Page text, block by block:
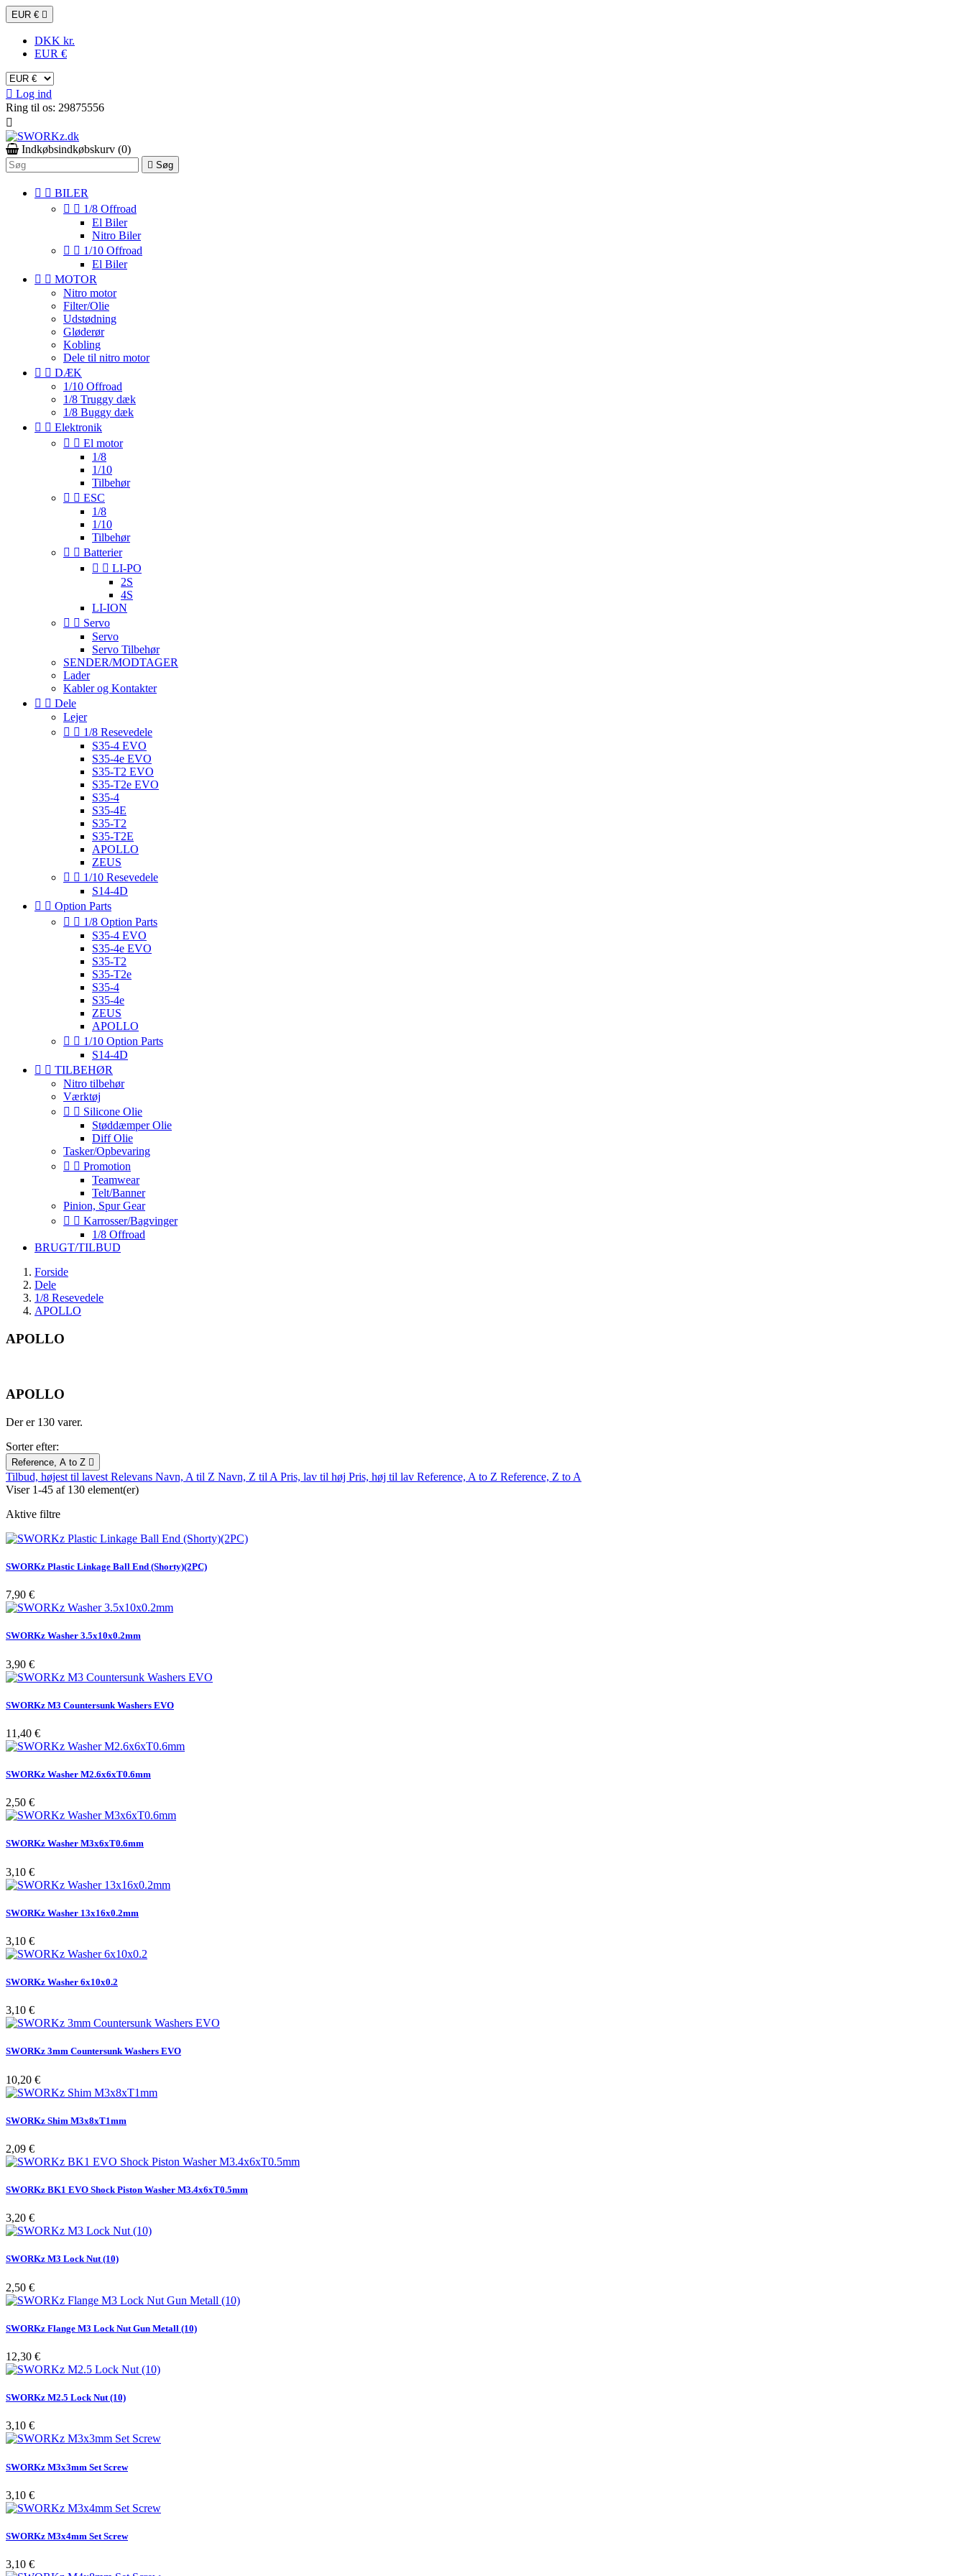
EUR € 
DKK kr.
EUR €
 Log ind
Ring til os: 29875556

Indkøbsindkøbskurv (0)
 Søg
  BILER
  1/8 Offroad
El Biler
Nitro Biler
  1/10 Offroad
El Biler
  MOTOR
Nitro motor
Filter/Olie
Udstødning
Gløderør
Kobling
Dele til nitro motor
  DÆK
1/10 Offroad
1/8 Truggy dæk
1/8 Buggy dæk
  Elektronik
  El motor
1/8
1/10
Tilbehør
  ESC
1/8
1/10
Tilbehør
  Batterier
  LI-PO
2S
4S
LI-ION
  Servo
Servo
Servo Tilbehør
SENDER/MODTAGER
Lader
Kabler og Kontakter
  Dele
Lejer
  1/8 Resevedele
S35-4 EVO
S35-4e EVO
S35-T2 EVO
S35-T2e EVO
S35-4
S35-4E
S35-T2
S35-T2E
APOLLO
ZEUS
  1/10 Resevedele
S14-4D
  Option Parts
  1/8 Option Parts
S35-4 EVO
S35-4e EVO
S35-T2
S35-T2e
S35-4
S35-4e
ZEUS
APOLLO
  1/10 Option Parts
S14-4D
  TILBEHØR
Nitro tilbehør
Værktøj
  Silicone Olie
Støddæmper Olie
Diff Olie
Tasker/Opbevaring
  Promotion
Teamwear
Telt/Banner
Pinion, Spur Gear
  Karrosser/Bagvinger
1/8 Offroad
BRUGT/TILBUD
Forside
Dele
1/8 Resevedele
APOLLO
APOLLO
APOLLO
Der er 130 varer.
Sorter efter:
Reference, A to Z 
Tilbud, højest til lavest Relevans Navn, A til Z Navn, Z til A Pris, lav til høj Pris, høj til lav Reference, A to Z Reference, Z to A
Viser 1-45 af 130 element(er)
Aktive filtre
SWORKz Plastic Linkage Ball End (Shorty)(2PC)
Pris
7,90 €
SWORKz Washer 3.5x10x0.2mm
Pris
3,90 €
SWORKz M3 Countersunk Washers EVO
Pris
11,40 €
SWORKz Washer M2.6x6xT0.6mm
Pris
2,50 €
SWORKz Washer M3x6xT0.6mm
Pris
3,10 €
SWORKz Washer 13x16x0.2mm
Pris
3,10 €
SWORKz Washer 6x10x0.2
Pris
3,10 €
SWORKz 3mm Countersunk Washers EVO
Pris
10,20 €
SWORKz Shim M3x8xT1mm
Pris
2,09 €
SWORKz BK1 EVO Shock Piston Washer M3.4x6xT0.5mm
Pris
3,20 €
SWORKz M3 Lock Nut (10)
Pris
2,50 €
SWORKz Flange M3 Lock Nut Gun Metall (10)
Pris
12,30 €
SWORKz M2.5 Lock Nut (10)
Pris
3,10 €
SWORKz M3x3mm Set Screw
Pris
3,10 €
SWORKz M3x4mm Set Screw
Pris
3,10 €